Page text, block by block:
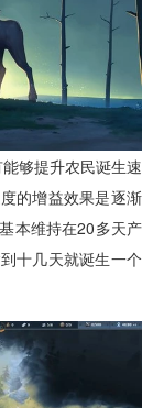
够提升农民诞生速
的增益效果是逐渐
本维持在20多天产
十几天就诞生一个